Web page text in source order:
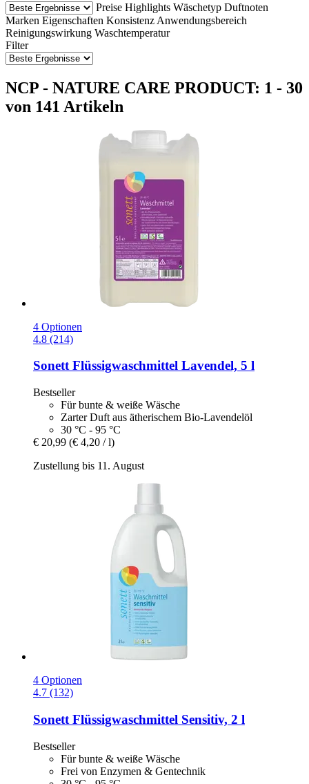
Preise Highlights Wäschetyp Duftnoten
Marken Eigenschaften Konsistenz Anwendungsbereich
Reinigungswirkung Waschtemperatur
Filter
NCP - NATURE CARE PRODUCT: 1 - 30
von 141 Artikeln
4 Optionen
4.8 (214)
SonettFlüssigwaschmittel Lavendel, 5 l
Bestseller
Für bunte & weiße Wäsche
Zarter Duft aus ätherischem Bio-Lavendelöl
30 °C - 95 °C
€ 20,99 (€ 4,20 / l)
Zustellung bis 11. August
4 Optionen
4.7 (132)
Sonett Flüssigwaschmittel Sensitiv, 2 l
Bestseller
Für bunte & weiße Wäsche
Frei von Enzymen & Gentechnik